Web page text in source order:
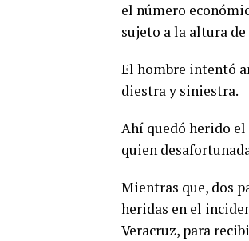
el número
sujeto a la altura de
El hombre intentó
diestra y siniestra.
Ahí quedó herido
quien
Mientras que, dos
heridas en el
Veracruz, para